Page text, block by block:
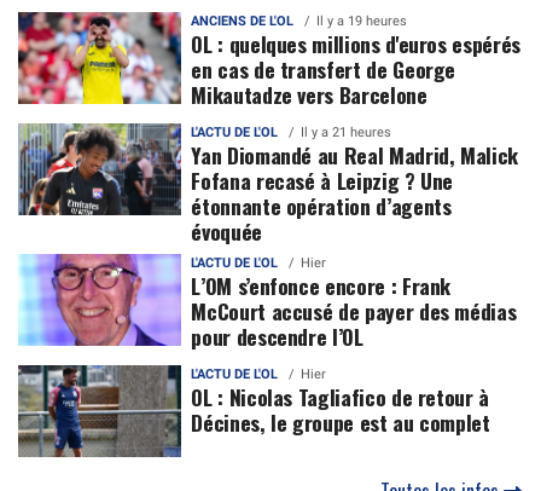
ANCIENS DE L'OL Il y a 19 heures
OL : quelques millions d'euros espérés
en cas de transfert de George
Mikautadze vers Barcelone
L'ACTU DE L'OL Il y a 21 heures
Yan Diomandé au Real Madrid, Malick
Fofana recasé à Leipzig ? Une
étonnante opération d’agents
évoquée
L'ACTU DE L'OL Hier
L’OM s’enfonce encore : Frank
McCourt accusé de payer des médias
pour descendre l’OL
L'ACTU DE L'OL Hier
OL : Nicolas Tagliafico de retour à
Décines, le groupe est au complet